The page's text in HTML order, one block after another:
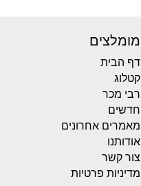
מומלצים
דף הבית
קטלוג
רבי מכר
חדשים
מאמרים אחרונים
אודותנו
צור קשר
מדיניות פרטיות